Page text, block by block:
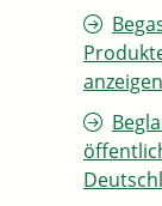
anzeigen